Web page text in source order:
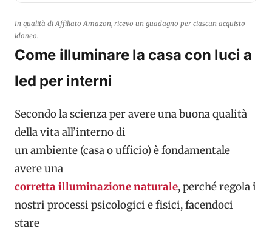
In qualità di Affiliato Amazon, ricevo un guadagno per ciascun acquisto
idoneo.
Come illuminare la casa con luci a
led per interni
Secondo la scienza per avere una buona qualità
della vita all’interno di
un ambiente (casa o ufficio) è fondamentale
avere una
corretta illuminazione naturale, perché regola i
nostri processi psicologici e fisici, facendoci
stare